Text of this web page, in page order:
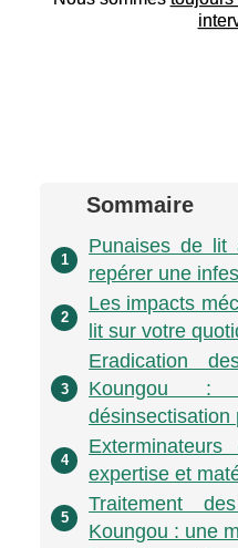
Sommaire
1
Punaises de lit
repérer une
2
Les impacts
lit sur votre
3
Eradication
Koungou :
désinsectisation
4
expertise et
5
Traitement
Koungou : une